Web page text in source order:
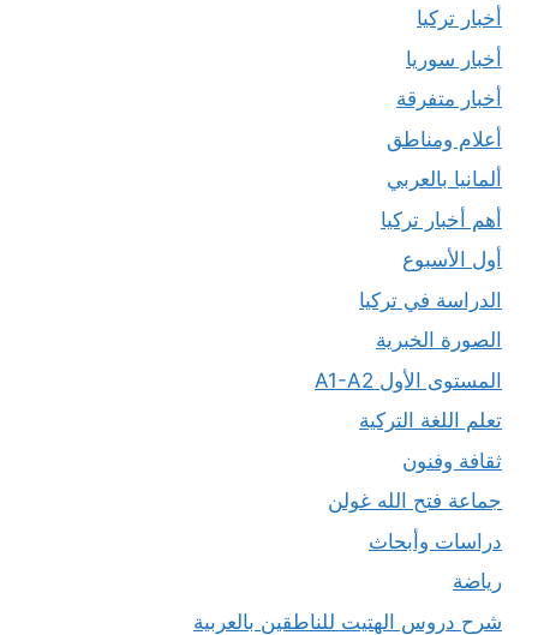
أخبار تركيا
أخبار سوريا
أخبار متفرقة
أعلام ومناطق
ألمانيا بالعربي
أهم أخبار تركيا
أول الأسبوع
الدراسة في تركيا
الصورة الخبرية
المستوى الأول A1-A2
تعلم اللغة التركية
ثقافة وفنون
جماعة فتح الله غولن
دراسات وأبحاث
رياضة
شرح دروس الهتيت للناطقين بالعربية